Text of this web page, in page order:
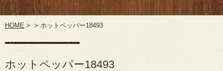
HOME > > ホットペッパー18493
ホットペッパー18493